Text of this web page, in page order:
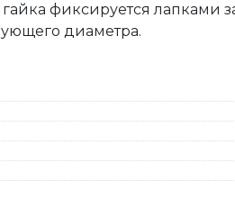
фиксируется лапками
диаметра.